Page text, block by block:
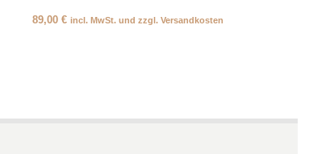
89,00€ incl. MwSt. und zzgl. Versandkosten